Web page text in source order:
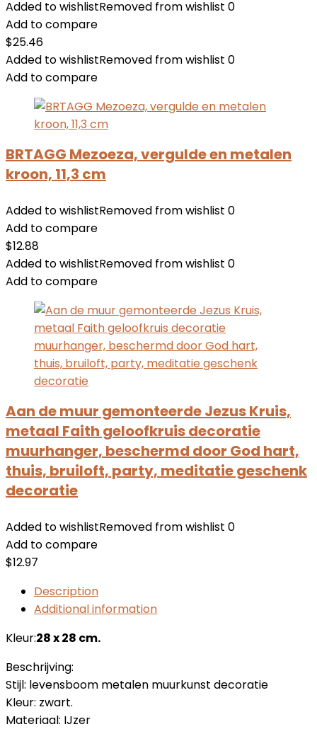
Added to wishlistRemoved from wishlist 0
Add to compare
$25.46
Added to wishlistRemoved from wishlist 0
Add to compare
BRTAGG Mezoeza, vergulde en metalen
kroon, 11,3 cm
Added to wishlistRemoved from wishlist 0
Add to compare
$12.88
Added to wishlistRemoved from wishlist 0
Add to compare
Aan de muur gemonteerde Jezus Kruis,
metaal Faith geloofkruis decoratie
muurhanger, beschermd door God hart,
thuis, bruiloft, party, meditatie geschenk
decoratie
Added to wishlistRemoved from wishlist 0
Add to compare
$12.97
Description
Additional information
Kleur:28 x 28 cm.
Beschrijving:
Stijl: levensboom metalen muurkunst decoratie
Kleur: zwart.
Materiaal: IJzer